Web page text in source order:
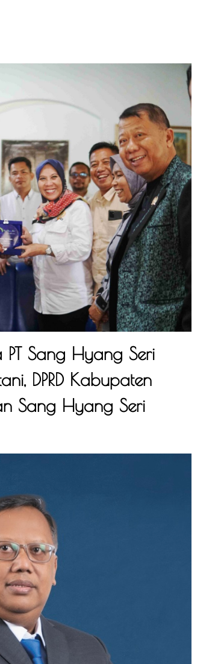
PT Sang Hyang Seri
DPRD Kabupaten
Sang Hyang Seri